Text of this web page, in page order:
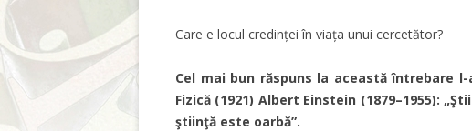
Care e locul credinței în viața unui cercetător?
Cel mai bun răspuns la această întrebare
Fizică (1921) Albert Einstein (1879–1955):
ştiinţă este oarbă”.